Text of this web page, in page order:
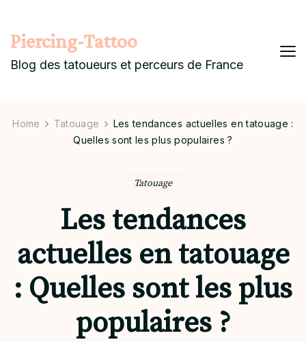
Piercing-Tattoo
Blog des tatoueurs et perceurs de France
Home Tatouage
Les tendances actuelles en tatouage :
Quelles sont les plus populaires ?
Tatouage
Les tendances
actuelles en tatouage
: Quelles sont les plus
populaires ?